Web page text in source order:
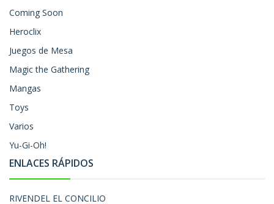
Coming Soon
Heroclix
Juegos de Mesa
Magic the Gathering
Mangas
Toys
Varios
Yu-Gi-Oh!
ENLACES RÁPIDOS
RIVENDEL EL CONCILIO